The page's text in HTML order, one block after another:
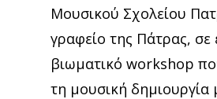
Μουσικού Σχολείου
γραφείο της Πάτρας, σε
βιωματικό workshop
τη μουσική δημιουργία